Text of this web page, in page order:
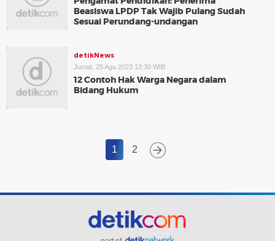
Beasiswa LPDP Tak Wajib Pulang Sudah
Sesuai Perundang-undangan
detikNews
Jumat, 25 Agu 2023 12:30 WIB
12 Contoh Hak Warga Negara dalam
Bidang Hukum
1 2